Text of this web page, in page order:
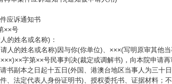
应诉通知书
××号
的姓名或名称)：
人的姓名或名称)因与你(你单位)、×××(写明原审其
字第××号民事判决(裁定或调解书)，向本院申请
书副本之日起十五日(外国、港澳台地区当事人为三十
、法定代表人身份证明书)、授权委托书、证据材料；